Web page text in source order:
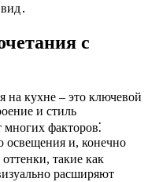
с
на кухне – это ключевой
и стиль
факторов⁚
освещения и, конечно
такие как
расширяют